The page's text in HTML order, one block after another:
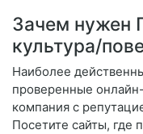
Зачем нужен
культура/
Наиболее
проверенные
компания с
Посетите сайты, где